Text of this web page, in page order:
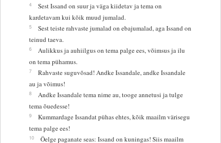
4
Sest Issand on suur ja väga kiidetav ja tema on
kardetavam kui kõik muud jumalad.
5
Sest teiste rahvaste jumalad on ebajumalad, aga Issand on
teinud taeva.
6
Aulikkus ja auhiilgus on tema palge ees, võimsus ja ilu
on tema pühamus.
7
Rahvaste suguvõsad! Andke Issandale, andke Issandale
au ja võimus!
8
Andke Issandale tema nime au, tooge annetusi ja tulge
tema õuedesse!
9
Kummardage Issandat pühas ehtes, kõik maailm värisegu
tema palge ees!
10
Öelge paganate seas: Issand on kuningas! Siis maailm